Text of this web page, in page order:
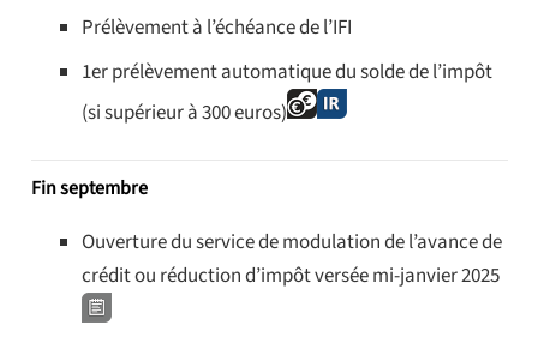
Prélèvement à l’échéance de l’IFI
1er prélèvement automatique du solde de l’impôt
(si supérieur à 300 euros)
Fin septembre
Ouverture du service de modulation de l’avance de
crédit ou réduction d’impôt versée mi-janvier 2025